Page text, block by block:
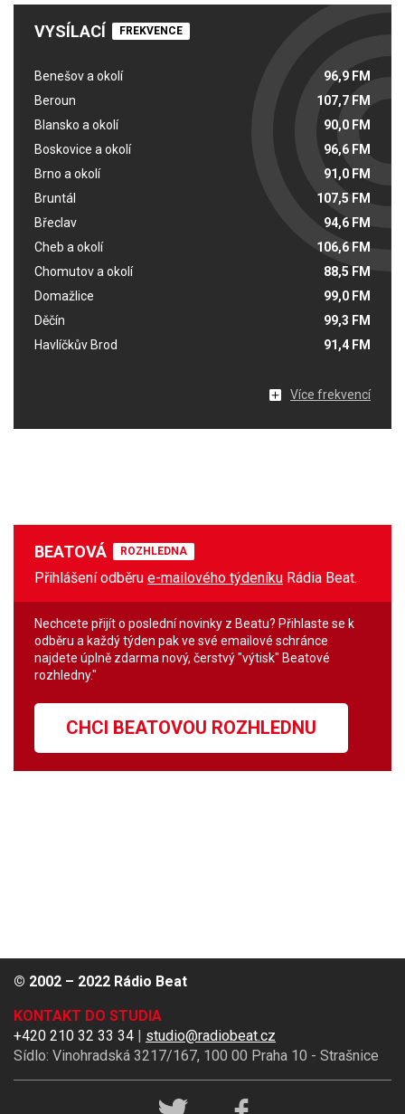
VYSÍLACÍ FREKVENCE
Benešov a okolí
96,9 FM
Beroun
107,7 FM
Blansko a okolí
90,0 FM
Boskovice a okolí
96,6 FM
Brno a okolí
91,0 FM
Bruntál
107,5 FM
Břeclav
94,6 FM
Cheb a okolí
106,6 FM
Chomutov a okolí
88,5 FM
Domažlice
99,0 FM
Děčín
99,3 FM
Havlíčkův Brod
91,4 FM
Více frekvencí
BEATOVÁ ROZHLEDNA
Přihlášení odběru e-mailového týdeníku Rádia Beat.
Nechcete přijít o poslední novinky z Beatu? Přihlaste se k
odběru a každý týden pak ve své emailové schránce
najdete úplně zdarma nový, čerstvý "výtisk" Beatové
rozhledny."
CHCI BEATOVOU ROZHLEDNU
© 2002 – 2022 Rádio Beat
KONTAKT DO STUDIA
+420 210 32 33 34 | studio@radiobeat.cz
Sídlo: Vinohradská 3217/167, 100 00 Praha 10 - Strašnice